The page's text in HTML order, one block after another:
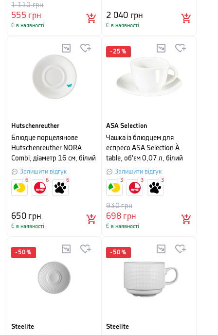
555грн
1 110грн
Є в наявності
2 040 грн
Є в наявності
Hutschenreuther
Блюдце порцелянове
Hutschenreuther NORA
Combi, діаметр 16 см, білий
з малюнком
Залишити відгук
650грн
Є в наявності
6 6 6
-25 %
ASA Selection
Чашка із блюдцем для
еспресо ASA Selection À
table, об'єм 0,07 л, білий
Залишити відгук
698грн
930грн
Є в наявності
3 3 3
-50 %
Steelite
-50 %
Steelite